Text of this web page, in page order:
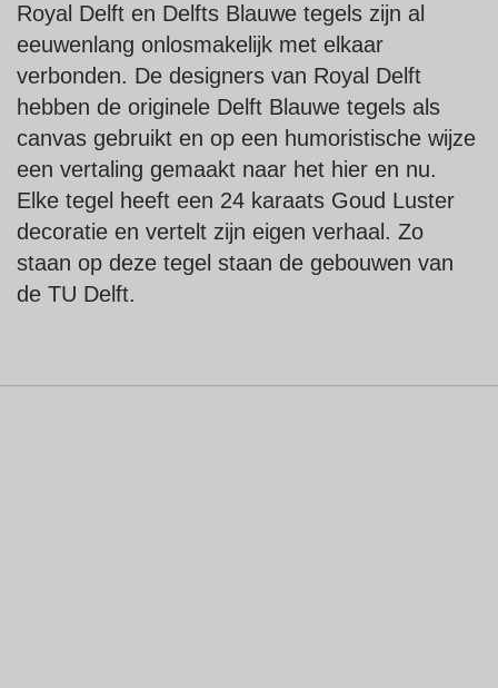
Royal Delft en Delfts Blauwe tegels zijn al
eeuwenlang onlosmakelijk met elkaar
verbonden. De designers van Royal Delft
hebben de originele Delft Blauwe tegels als
canvas gebruikt en op een humoristische wijze
een vertaling gemaakt naar het hier en nu.
Elke tegel heeft een 24 karaats Goud Luster
decoratie en vertelt zijn eigen verhaal. Zo
staan op deze tegel staan de gebouwen van
de TU Delft.